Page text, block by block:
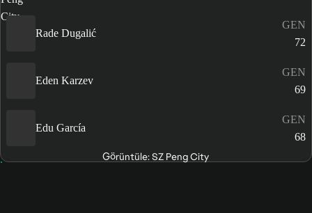
Rade Dugalić
GEN
72
Eden Karzev
GEN
69
Edu García
GEN
68
Görüntüle: SZ Peng City